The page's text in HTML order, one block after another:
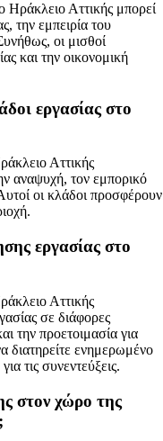
Ηράκλειο Αττικής μπορεί
την εμπειρία του
οι μισθοί
και την οικονομική
εργασίας στο
Αττικής
αναψυχή, τον εμπορικό
οι κλάδοι προσφέρουν
εργασίας στο
Αττικής
σε διάφορες
την προετοιμασία για
διατηρείτε ενημερωμένο
τις συνεντεύξεις.
στον χώρο της